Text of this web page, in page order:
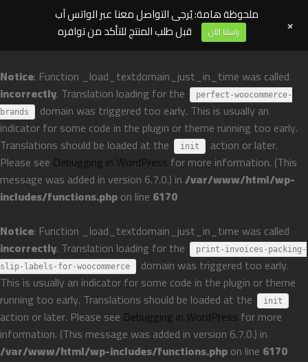
Notice: Function _load_textdomain_just_in_time was called
incorrectly. Translation loading for the
perfect-woocommerce-
brands
domain was triggered too early. This is usually an
indicator for some code in the plugin or theme running too early.
Translations should be loaded at the
init
action or later.
Please see Debugging in WordPress for more information. (This
message was added in version 6.7.0.) in/var/www/html/wp-
includes/functions.phpon line 6170
Notice: Function _load_textdomain_just_in_time was called
incorrectly. Translation loading for the
print-invoices-packing-
slip-labels-for-woocommerce
domain was triggered too early.
This is usually an indicator for some code in the plugin or theme
running too early. Translations should be loaded at the
init
action or later. Please see Debugging in WordPress for more
information. (This message was added in version 6.7.0.) in
/var/www/html/wp-includes/functions.phpon line 6170
ملحوظة هامة: يُرجى التواصل معنا عبر الواتس آب
قبل طلب المنتج للتأكد من توافره
راسلنا الآن +